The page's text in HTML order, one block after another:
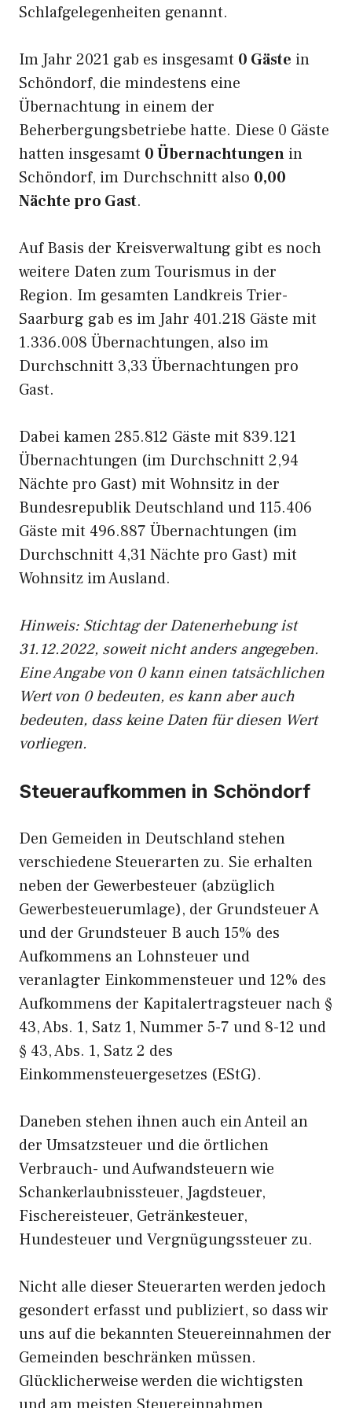
Schlafgelegenheiten genannt.
Im Jahr 2021 gab es insgesamt 0 Gäste in
Schöndorf, die mindestens eine
Übernachtung in einem der
Beherbergungsbetriebe hatte. Diese 0 Gäste
hatten insgesamt 0 Übernachtungen in
Schöndorf, im Durchschnitt also 0,00
Nächte pro Gast.
Auf Basis der Kreisverwaltung gibt es noch
weitere Daten zum Tourismus in der
Region. Im gesamten Landkreis Trier-
Saarburg gab es im Jahr 401.218 Gäste mit
1.336.008 Übernachtungen, also im
Durchschnitt 3,33 Übernachtungen pro
Gast.
Dabei kamen 285.812 Gäste mit 839.121
Übernachtungen (im Durchschnitt 2,94
Nächte pro Gast) mit Wohnsitz in der
Bundesrepublik Deutschland und 115.406
Gäste mit 496.887 Übernachtungen (im
Durchschnitt 4,31 Nächte pro Gast) mit
Wohnsitz im Ausland.
Hinweis: Stichtag der Datenerhebung ist
31.12.2022, soweit nicht anders angegeben.
Eine Angabe von 0 kann einen tatsächlichen
Wert von 0 bedeuten, es kann aber auch
bedeuten, dass keine Daten für diesen Wert
vorliegen.
Steueraufkommen in Schöndorf
Den Gemeiden in Deutschland stehen
verschiedene Steuerarten zu. Sie erhalten
neben der Gewerbesteuer (abzüglich
Gewerbesteuerumlage), der Grundsteuer A
und der Grundsteuer B auch 15% des
Aufkommens an Lohnsteuer und
veranlagter Einkommensteuer und 12% des
Aufkommens der Kapitalertragsteuer nach §
43, Abs. 1, Satz 1, Nummer 5-7 und 8-12 und
§ 43, Abs. 1, Satz 2 des
Einkommensteuergesetzes (EStG).
Daneben stehen ihnen auch ein Anteil an
der Umsatzsteuer und die örtlichen
Verbrauch- und Aufwandsteuern wie
Schankerlaubnissteuer, Jagdsteuer,
Fischereisteuer, Getränkesteuer,
Hundesteuer und Vergnügungssteuer zu.
Nicht alle dieser Steuerarten werden jedoch
gesondert erfasst und publiziert, so dass wir
uns auf die bekannten Steuereinnahmen der
Gemeinden beschränken müssen.
Glücklicherweise werden die wichtigsten